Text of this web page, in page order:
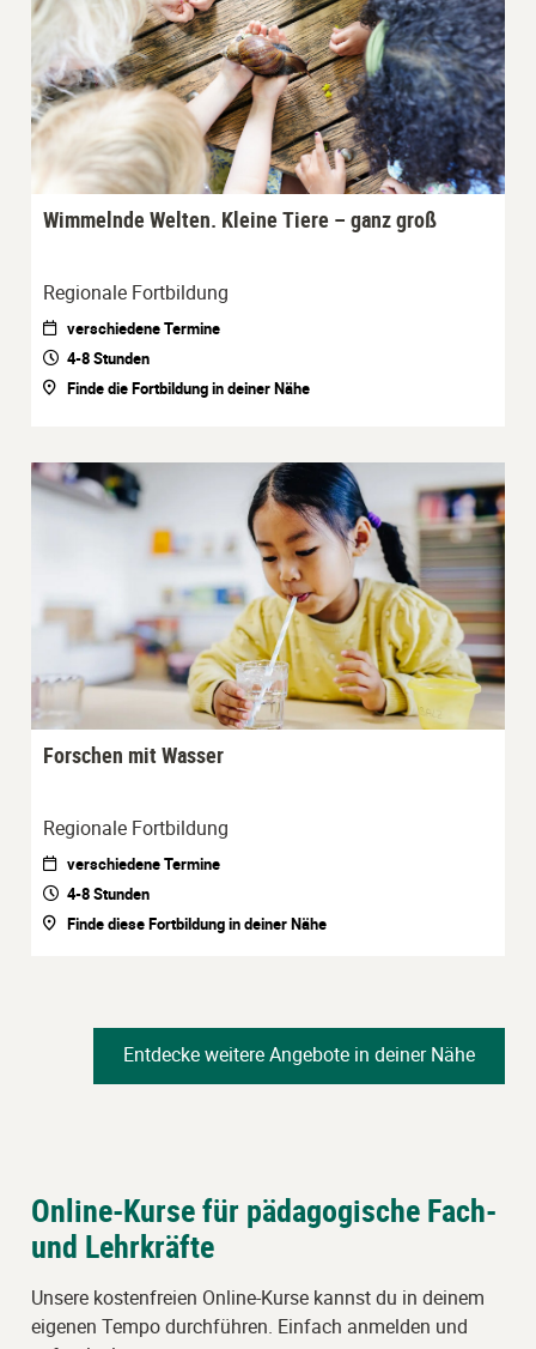
Wimmelnde Welten. Kleine Tiere – ganz groß
Regionale Fortbildung
verschiedene Termine
4-8 Stunden
Finde die Fortbildung in deiner Nähe
Forschen mit Wasser
Regionale Fortbildung
verschiedene Termine
4-8 Stunden
Finde diese Fortbildung in deiner Nähe
Entdecke weitere Angebote in deiner Nähe
Online-Kurse für pädagogische Fach-
und Lehrkräfte
Unsere kostenfreien Online-Kurse kannst du in deinem
eigenen Tempo durchführen. Einfach anmelden und